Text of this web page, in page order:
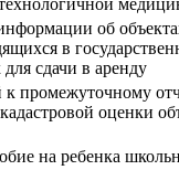
об
в
сдачи в аренду
промежуточному
оценки
на ребенка